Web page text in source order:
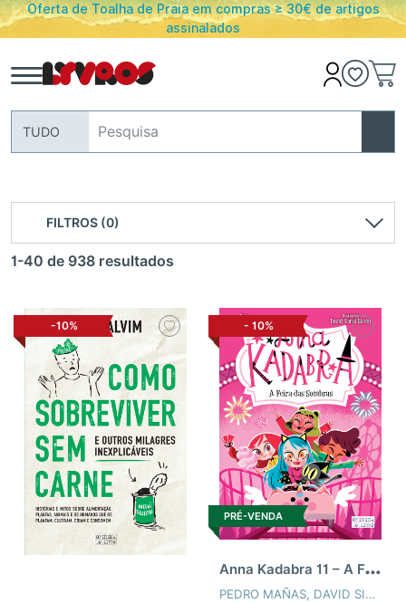
Oferta de Toalha de Praia em compras ≥ 30€ de artigos
assinalados
TUDO
FILTROS (0)
1-40 de 938 resultados
-10% - 10%
PRÉ-VENDA
A
nna Kadabra 11 – A Feira das Sombras
PEDRO MAÑAS, DAVID SIERRA LISTÓN